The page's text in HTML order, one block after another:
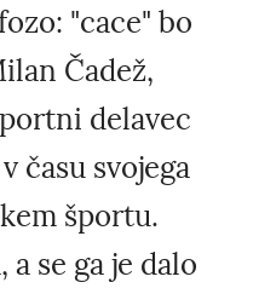
"cace" bo
Čadež,
delavec
času svojega
športu.
a se ga je dalo